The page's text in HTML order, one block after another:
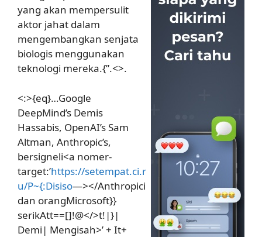
yang akan mempersulit
aktor jahat dalam
mengembangkan senjata
biologis menggunakan
teknologi mereka.{”.<>.
<:>{eq}…Google
DeepMind’s Demis
Hassabis, OpenAI’s Sam
Altman, Anthropic’s,
bersigneli<a nomer-
target:’https://setempat.ci.r
u/P~{:Disiso—></Anthropici
dan orangMicrosoft}}
serikAtt==[]!@</>t!|}|
Demi| Mengisah>’ + It+